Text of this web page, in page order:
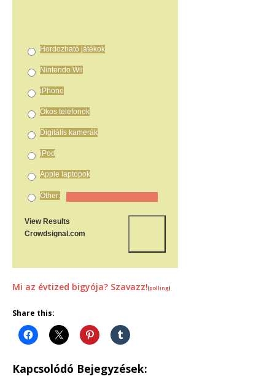
Hordozható játékok
Nintendo Wii
iPhone
Okos telefonok
Digitális kamerák
iPod
Apple laptopok
Other:
View Results
Crowdsignal.com
Mi az évtized bigyója? Szavazz!(polling)
Share this:
Kapcsolódó Bejegyzések: